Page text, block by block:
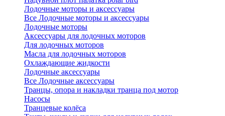
Лодочные моторы и аксессуары
Все Лодочные моторы и аксессуары
Лодочные моторы
Аксессуары для лодочных моторов
Для лодочных моторов
Масла для лодочных моторов
Охлаждающие жидкости
Лодочные аксессуары
Все Лодочные аксессуары
Транцы, опора и накладки транца под мотор
Насосы
Транцевые колёса